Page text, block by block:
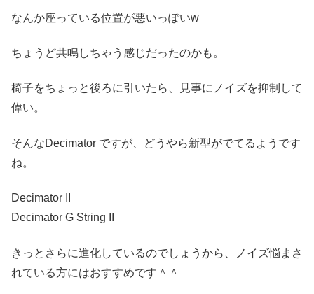
なんか座っている位置が悪いっぽいw
ちょうど共鳴しちゃう感じだったのかも。
椅子をちょっと後ろに引いたら、見事にノイズを抑制して
偉い。
そんなDecimator ですが、どうやら新型がでてるようです
ね。
Decimator II
Decimator G String II
きっとさらに進化しているのでしょうから、ノイズ悩まさ
れている方にはおすすめです＾＾